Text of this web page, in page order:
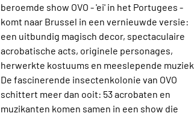
beroemde show OVO - 'ei' in het Portugees -
komt naar Brussel in een vernieuwde versie:
een uitbundig magisch decor, spectaculaire
acrobatische acts, originele personages,
herwerkte kostuums en meeslepende muziek.
De fascinerende insectenkolonie van OVO
schittert meer dan ooit: 53 acrobaten en
muzikanten komen samen in een show die